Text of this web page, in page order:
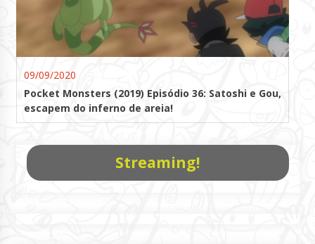
09/09/2020
Pocket Monsters (2019) Episódio 36: Satoshi e Gou,
escapem do inferno de areia!
Streaming!